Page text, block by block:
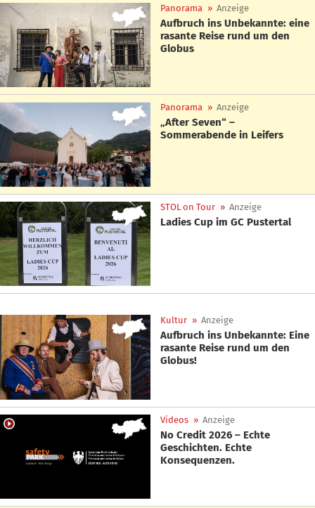
Panorama » Anzeige
Aufbruch ins Unbekannte: eine
rasante Reise rund um den
Globus
Panorama » Anzeige
„After Seven“ –
Sommerabende in Leifers
STOL on Tour » Anzeige
Ladies Cup im GC Pustertal
Kultur » Anzeige
Aufbruch ins Unbekannte: Eine
rasante Reise rund um den
Globus!
Videos » Anzeige
No Credit 2026 – Echte
Geschichten. Echte
Konsequenzen.